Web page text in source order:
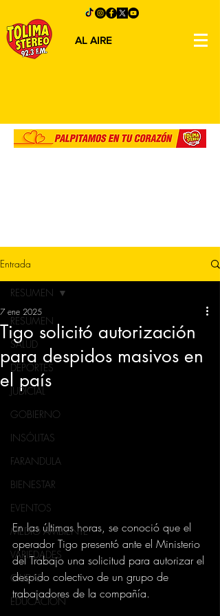
AL AIRE
Entrada
RESUMEN
SALUD
DEPORTES
JUDICIAL
GOBIERNO
INSÓLITAS
FARANDULA
BIENESTAR
EVENTOS
MEDIO AMBIENTE
VARIEDADES
CIUDAD
EDUCACION
RESUMEN
Tigo solicitó autorización
para despidos masivos en
el país
7 ene 2025
En las últimas horas, se conoció que el
operador Tigo presentó ante el Ministerio
del Trabajo una solicitud para autorizar el
despido colectivo de un grupo de
trabajadores de la compañía.